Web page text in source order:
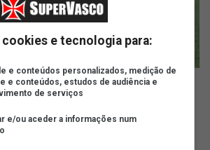
ad
cookies e tecnologia para:
e conteúdos personalizados, medição de
e conteúdos, estudos de audiência e
de serviços
e/ou aceder a informações num